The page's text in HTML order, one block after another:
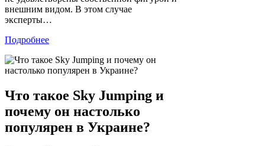
внешним видом. В этом случае
эксперты…
Подробнее
Что такое Sky Jumping и
почему он настолько
популярен в Украине?